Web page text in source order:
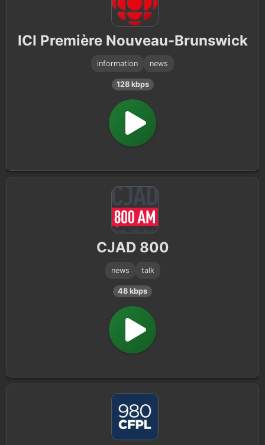
ICI Première Nouveau-Brunswick
information news
128 kbps
CJAD 800
news talk
48 kbps